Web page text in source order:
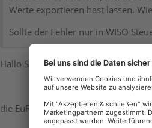
Werte exportieren hast lassen.
Sollte der Fehler nur in WISO
Hallo SAMM,
die EüR wird in MeinBüro Desktop